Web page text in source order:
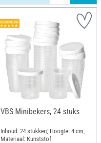
VBS Minibekers, 24 stuks
Inhoud: 24 stukken; Hoogte: 4 cm;
Materiaal: Kunststof